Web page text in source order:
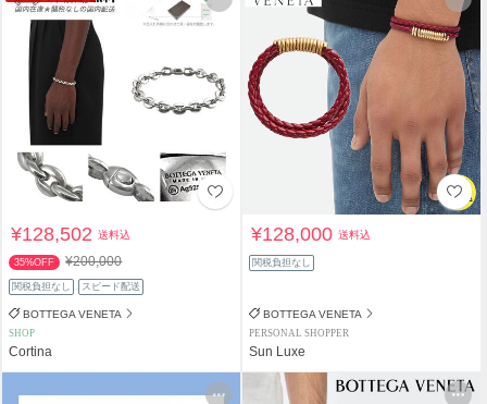
¥128,502送料込
35%OFF ¥200,000
関税負担なし スピード配送
BOTTEGA VENETA
SHOP
Cortina
¥128,000送料込
関税負担なし
BOTTEGA VENETA
PERSONAL SHOPPER
Sun Luxe